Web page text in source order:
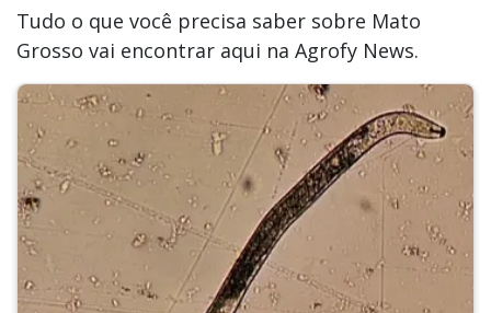
Tudo o que você precisa saber sobre Mato
Grosso vai encontrar aqui na Agrofy News.